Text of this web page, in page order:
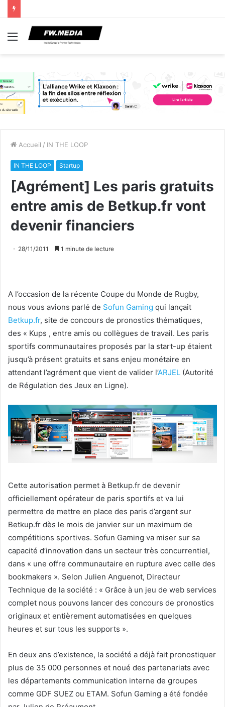
Menu
Accueil / IN THE LOOP
IN THE LOOP Startup
[Agrément] Les paris gratuits
entre amis de Betkup.fr vont
devenir financiers
28/11/2011 1 minute de lecture
A l’occasion de la récente Coupe du Monde de Rugby,
nous vous avions parlé de Sofun Gaming qui lançait
Betkup.fr, site de concours de pronostics thématiques,
des « Kups , entre amis ou collègues de travail. Les paris
sportifs communautaires proposés par la start-up étaient
jusqu’à présent gratuits et sans enjeu monétaire en
attendant l’agrément que vient de valider l’ARJEL (Autorité
de Régulation des Jeux en Ligne).
Cette autorisation permet à Betkup.fr de devenir
officiellement opérateur de paris sportifs et va lui
permettre de mettre en place des paris d’argent sur
Betkup.fr dès le mois de janvier sur un maximum de
compétitions sportives. Sofun Gaming va miser sur sa
capacité d’innovation dans un secteur très concurrentiel,
dans « une offre communautaire en rupture avec celle des
bookmakers ». Selon Julien Anguenot, Directeur
Technique de la société : « Grâce à un jeu de web services
complet nous pouvons lancer des concours de pronostics
originaux et entièrement automatisées en quelques
heures et sur tous les supports ».
En deux ans d’existence, la société a déjà fait pronostiquer
plus de 35 000 personnes et noué des partenariats avec
les départements communication interne de groupes
comme GDF SUEZ ou ETAM. Sofun Gaming a été fondée